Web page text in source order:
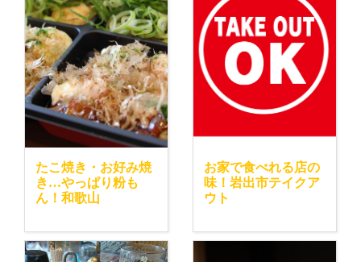
たこ焼き・お好み焼
き…やっぱり粉も
ん！和歌山
お家で食べれる店の
味！岩出市テイクア
ウト